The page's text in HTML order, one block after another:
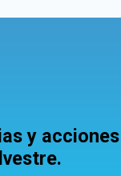
y acciones